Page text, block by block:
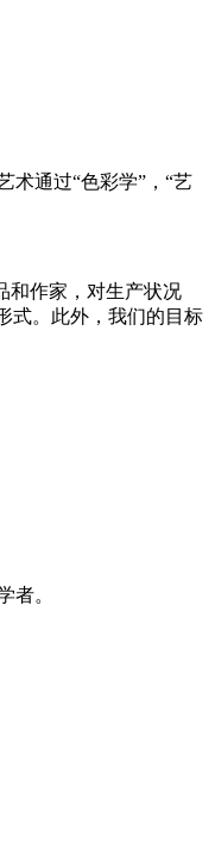
术通过“色彩学”，“艺
和作家，对生产状况
式。此外，我们的目标
者。